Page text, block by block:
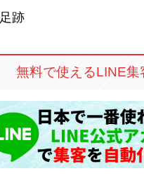
足跡
無料で使えるLINE集